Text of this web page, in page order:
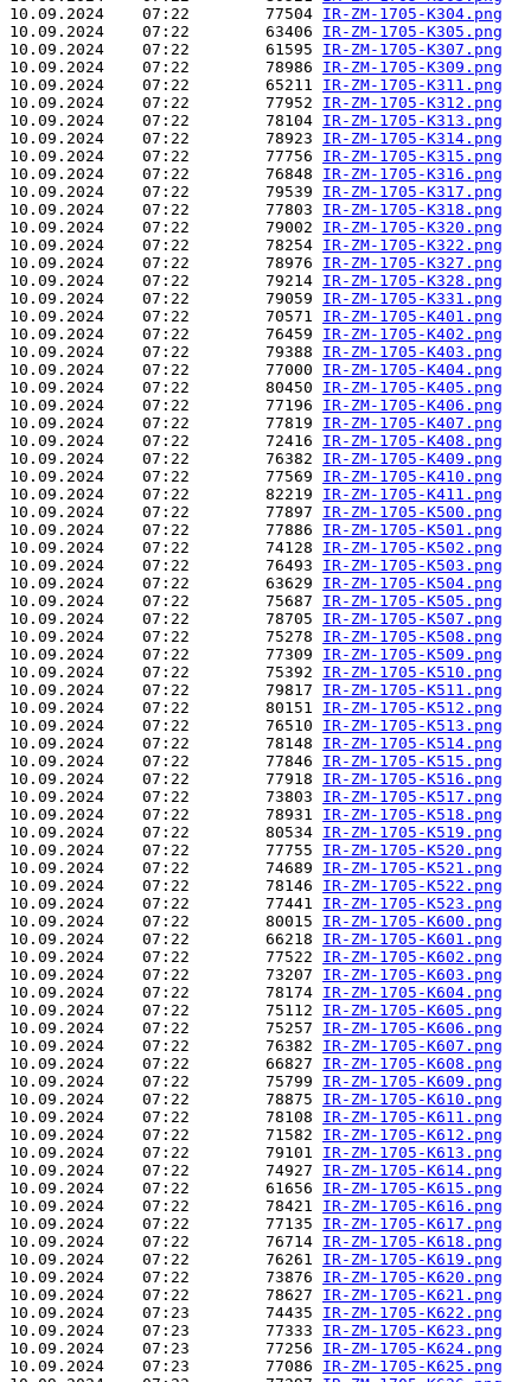
10.09.2024    07:22        77504 IR-ZM-1705-K304.png
10.09.2024    07:22        63406 IR-ZM-1705-K305.png
10.09.2024    07:22        61595 IR-ZM-1705-K307.png
10.09.2024    07:22        78986 IR-ZM-1705-K309.png
10.09.2024    07:22        65211 IR-ZM-1705-K311.png
10.09.2024    07:22        77952 IR-ZM-1705-K312.png
10.09.2024    07:22        78104 IR-ZM-1705-K313.png
10.09.2024    07:22        78923 IR-ZM-1705-K314.png
10.09.2024    07:22        77756 IR-ZM-1705-K315.png
10.09.2024    07:22        76848 IR-ZM-1705-K316.png
10.09.2024    07:22        79539 IR-ZM-1705-K317.png
10.09.2024    07:22        77803 IR-ZM-1705-K318.png
10.09.2024    07:22        79002 IR-ZM-1705-K320.png
10.09.2024    07:22        78254 IR-ZM-1705-K322.png
10.09.2024    07:22        78976 IR-ZM-1705-K327.png
10.09.2024    07:22        79214 IR-ZM-1705-K328.png
10.09.2024    07:22        79059 IR-ZM-1705-K331.png
10.09.2024    07:22        70571 IR-ZM-1705-K401.png
10.09.2024    07:22        76459 IR-ZM-1705-K402.png
10.09.2024    07:22        79388 IR-ZM-1705-K403.png
10.09.2024    07:22        77000 IR-ZM-1705-K404.png
10.09.2024    07:22        80450 IR-ZM-1705-K405.png
10.09.2024    07:22        77196 IR-ZM-1705-K406.png
10.09.2024    07:22        77819 IR-ZM-1705-K407.png
10.09.2024    07:22        72416 IR-ZM-1705-K408.png
10.09.2024    07:22        76382 IR-ZM-1705-K409.png
10.09.2024    07:22        77569 IR-ZM-1705-K410.png
10.09.2024    07:22        82219 IR-ZM-1705-K411.png
10.09.2024    07:22        77897 IR-ZM-1705-K500.png
10.09.2024    07:22        77886 IR-ZM-1705-K501.png
10.09.2024    07:22        74128 IR-ZM-1705-K502.png
10.09.2024    07:22        76493 IR-ZM-1705-K503.png
10.09.2024    07:22        63629 IR-ZM-1705-K504.png
10.09.2024    07:22        75687 IR-ZM-1705-K505.png
10.09.2024    07:22        78705 IR-ZM-1705-K507.png
10.09.2024    07:22        75278 IR-ZM-1705-K508.png
10.09.2024    07:22        77309 IR-ZM-1705-K509.png
10.09.2024    07:22        75392 IR-ZM-1705-K510.png
10.09.2024    07:22        79817 IR-ZM-1705-K511.png
10.09.2024    07:22        80151 IR-ZM-1705-K512.png
10.09.2024    07:22        76510 IR-ZM-1705-K513.png
10.09.2024    07:22        78148 IR-ZM-1705-K514.png
10.09.2024    07:22        77846 IR-ZM-1705-K515.png
10.09.2024    07:22        77918 IR-ZM-1705-K516.png
10.09.2024    07:22        73803 IR-ZM-1705-K517.png
10.09.2024    07:22        78931 IR-ZM-1705-K518.png
10.09.2024    07:22        80534 IR-ZM-1705-K519.png
10.09.2024    07:22        77755 IR-ZM-1705-K520.png
10.09.2024    07:22        74689 IR-ZM-1705-K521.png
10.09.2024    07:22        78146 IR-ZM-1705-K522.png
10.09.2024    07:22        77441 IR-ZM-1705-K523.png
10.09.2024    07:22        80015 IR-ZM-1705-K600.png
10.09.2024    07:22        66218 IR-ZM-1705-K601.png
10.09.2024    07:22        77522 IR-ZM-1705-K602.png
10.09.2024    07:22        73207 IR-ZM-1705-K603.png
10.09.2024    07:22        78174 IR-ZM-1705-K604.png
10.09.2024    07:22        75112 IR-ZM-1705-K605.png
10.09.2024    07:22        75257 IR-ZM-1705-K606.png
10.09.2024    07:22        76382 IR-ZM-1705-K607.png
10.09.2024    07:22        66827 IR-ZM-1705-K608.png
10.09.2024    07:22        75799 IR-ZM-1705-K609.png
10.09.2024    07:22        78875 IR-ZM-1705-K610.png
10.09.2024    07:22        78108 IR-ZM-1705-K611.png
10.09.2024    07:22        71582 IR-ZM-1705-K612.png
10.09.2024    07:22        79101 IR-ZM-1705-K613.png
10.09.2024    07:22        74927 IR-ZM-1705-K614.png
10.09.2024    07:22        61656 IR-ZM-1705-K615.png
10.09.2024    07:22        78421 IR-ZM-1705-K616.png
10.09.2024    07:22        77135 IR-ZM-1705-K617.png
10.09.2024    07:22        76714 IR-ZM-1705-K618.png
10.09.2024    07:22        76261 IR-ZM-1705-K619.png
10.09.2024    07:22        73876 IR-ZM-1705-K620.png
10.09.2024    07:22        78627 IR-ZM-1705-K621.png
10.09.2024    07:23        74435 IR-ZM-1705-K622.png
10.09.2024    07:23        77333 IR-ZM-1705-K623.png
10.09.2024    07:23        77256 IR-ZM-1705-K624.png
10.09.2024    07:23        77086 IR-ZM-1705-K625.png